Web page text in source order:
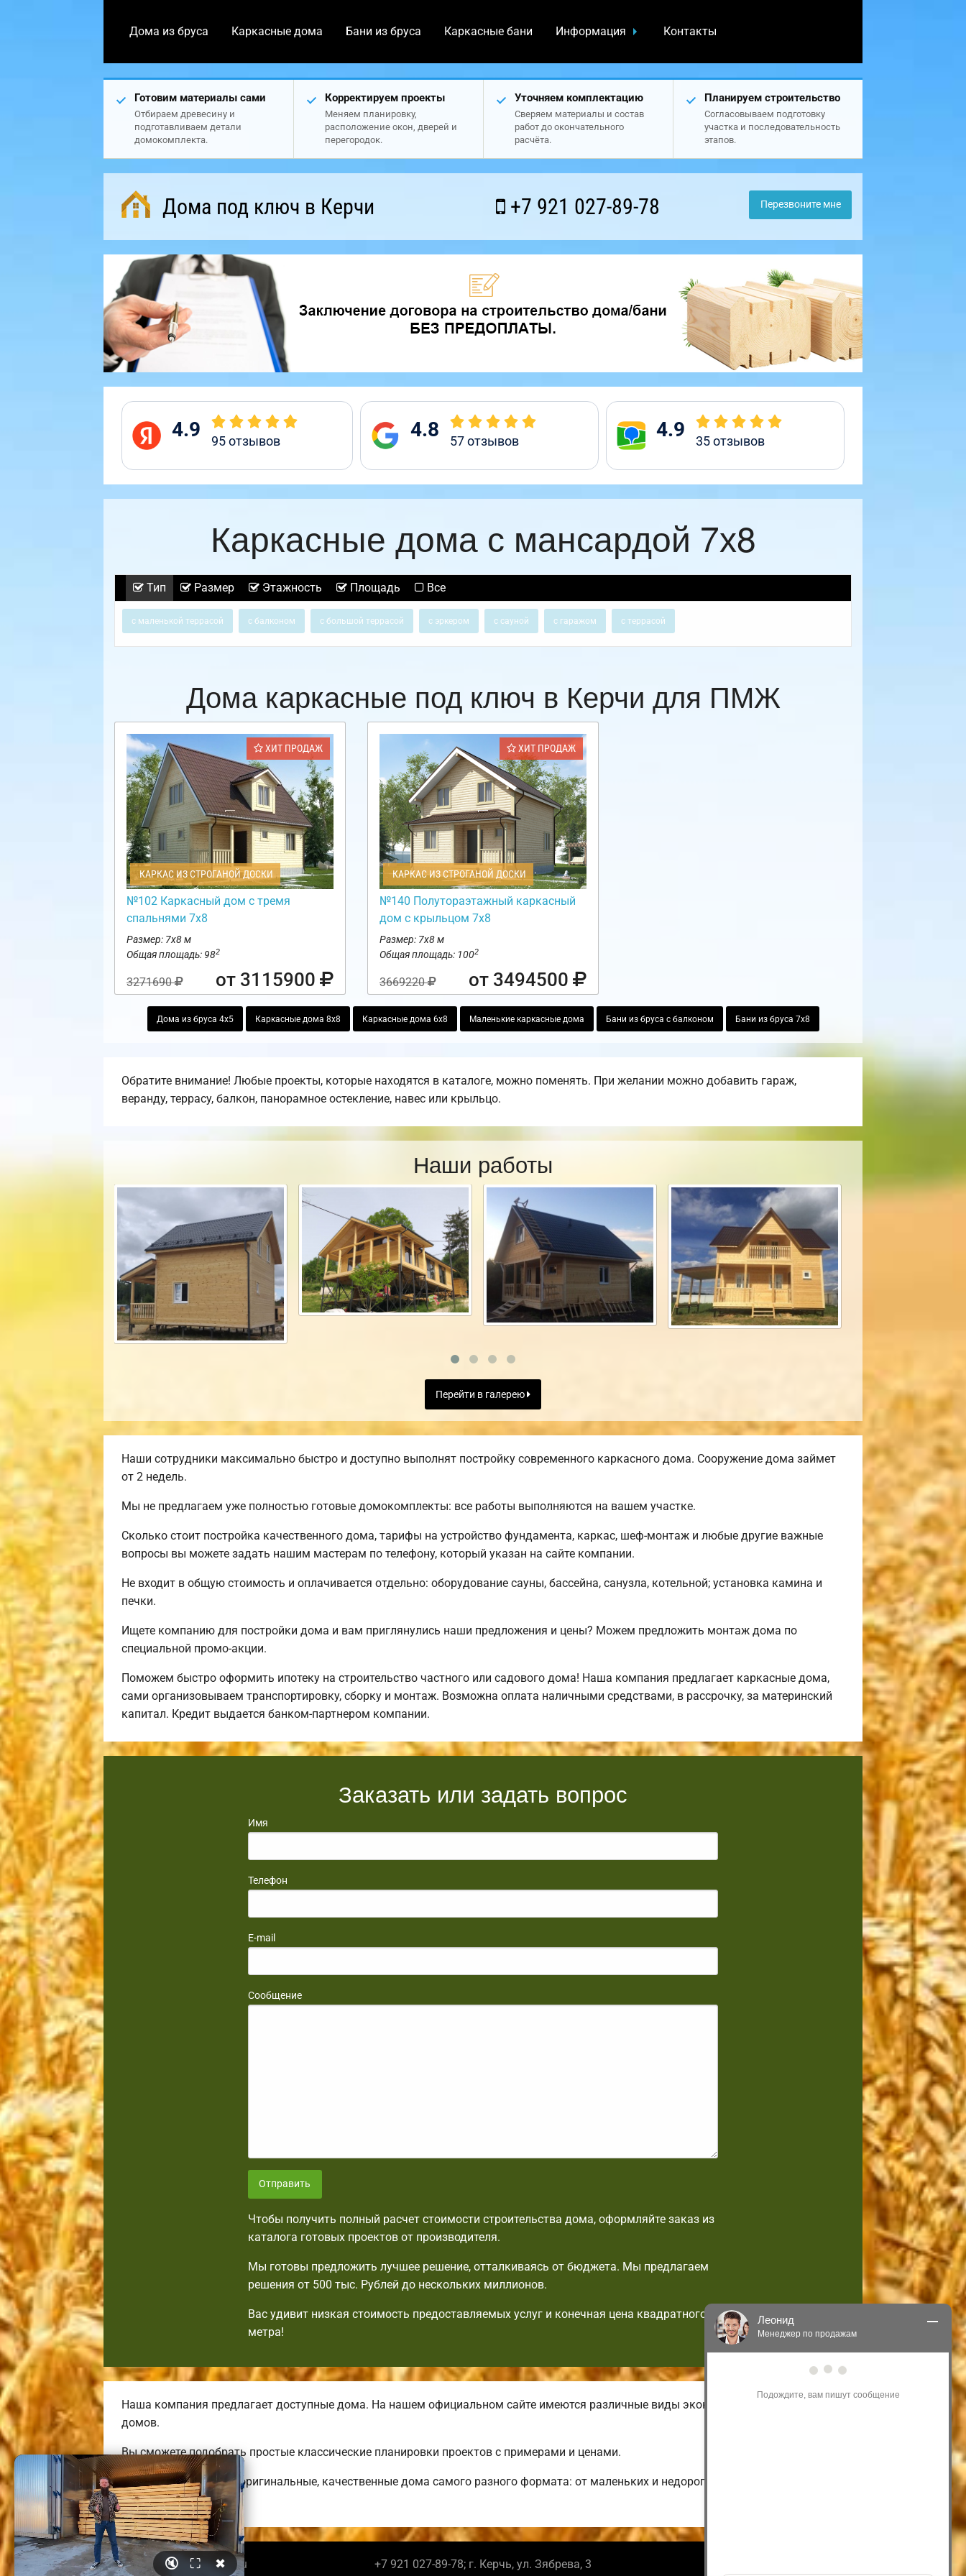
Дома из бруса Каркасные дома Бани из бруса Каркасные бани Информация Контакты
Готовим материалы сами
Отбираем древесину и
подготавливаем детали
домокомплекта.
Корректируем проекты
Меняем планировку,
расположение окон, дверей и
перегородок.
Уточняем комплектацию
Сверяем материалы и состав
работ до окончательного
расчёта.
Планируем строительство
Согласовываем подготовку
участка и последовательность
этапов.
Дома под ключ в Керчи +7 921 027-89-78 Перезвоните мне
4.9 95отзывов 4.8 57отзывов 4.9 35отзывов
Каркасные дома с мансардой 7х8
Тип Размер Этажность Площадь Все
с маленькой террасой с балконом с большой террасой с эркером с сауной с гаражом с террасой
Дома каркасные под ключ в Керчи для ПМЖ
ХИТ ПРОДАЖ
КАРКАС ИЗ СТРОГАНОЙ ДОСКИ
№102 Каркасный дом с тремя
спальнями 7х8
Размер: 7х8 м
Общая площадь: 982
3271690 от 3115900
ХИТ ПРОДАЖ
КАРКАС ИЗ СТРОГАНОЙ ДОСКИ
№140 Полутораэтажный каркасный
дом с крыльцом 7х8
Размер: 7х8 м
Общая площадь: 1002
3669220 от 3494500
Дома из бруса 4х5 Каркасные дома 8х8 Каркасные дома 6х8 Маленькие каркасные дома Бани из бруса с балконом Бани из бруса 7х8
Обратите внимание! Любые проекты, которые находятся в каталоге, можно поменять. При желании можно добавить гараж,
веранду, террасу, балкон, панорамное остекление, навес или крыльцо.
Наши работы
Перейти в галерею
Наши сотрудники максимально быстро и доступно выполнят постройку современного каркасного дома. Сооружение дома займет
от 2 недель.
Мы не предлагаем уже полностью готовые домокомплекты: все работы выполняются на вашем участке.
Сколько стоит постройка качественного дома, тарифы на устройство фундамента, каркас, шеф-монтаж и любые другие важные
вопросы вы можете задать нашим мастерам по телефону, который указан на сайте компании.
Не входит в общую стоимость и оплачивается отдельно: оборудование сауны, бассейна, санузла, котельной; установка камина и
печки.
Ищете компанию для постройки дома и вам приглянулись наши предложения и цены? Можем предложить монтаж дома по
специальной промо-акции.
Поможем быстро оформить ипотеку на строительство частного или садового дома! Наша компания предлагает каркасные дома,
сами организовываем транспортировку, сборку и монтаж. Возможна оплата наличными средствами, в рассрочку, за материнский
капитал. Кредит выдается банком-партнером компании.
Заказать или задать вопрос
Имя
Телефон
E-mail
Сообщение
Отправить
Чтобы получить полный расчет стоимости строительства дома, оформляйте заказ из
каталога готовых проектов от производителя.
Мы готовы предложить лучшее решение, отталкиваясь от бюджета. Мы предлагаем
решения от 500 тыс. Рублей до нескольких миллионов.
Вас удивит низкая стоимость предоставляемых услуг и конечная цена квадратного
метра!
Наша компания предлагает доступные дома. На нашем официальном сайте имеются различные виды экономных малогабаритных
домов.
Вы сможете подобрать простые классические планировки проектов с примерами и ценами.
Строим комфортные, оригинальные, качественные дома самого разного формата: от маленьких и недорогих до больших
коттеджей.
© 2026 kerchbrusdoma.ru +7 921 027-89-78; г. Керчь, ул. Зябрева, 3
🔇 ⛶ ✖
Леонид
Менеджер по продажам
Здравствуйте! Я могу
акциям и проектам.